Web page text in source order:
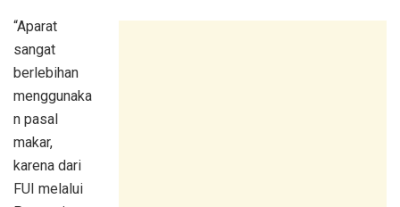
“Aparat
sangat
berlebihan
menggunaka
n pasal
makar,
karena dari
FUI melalui